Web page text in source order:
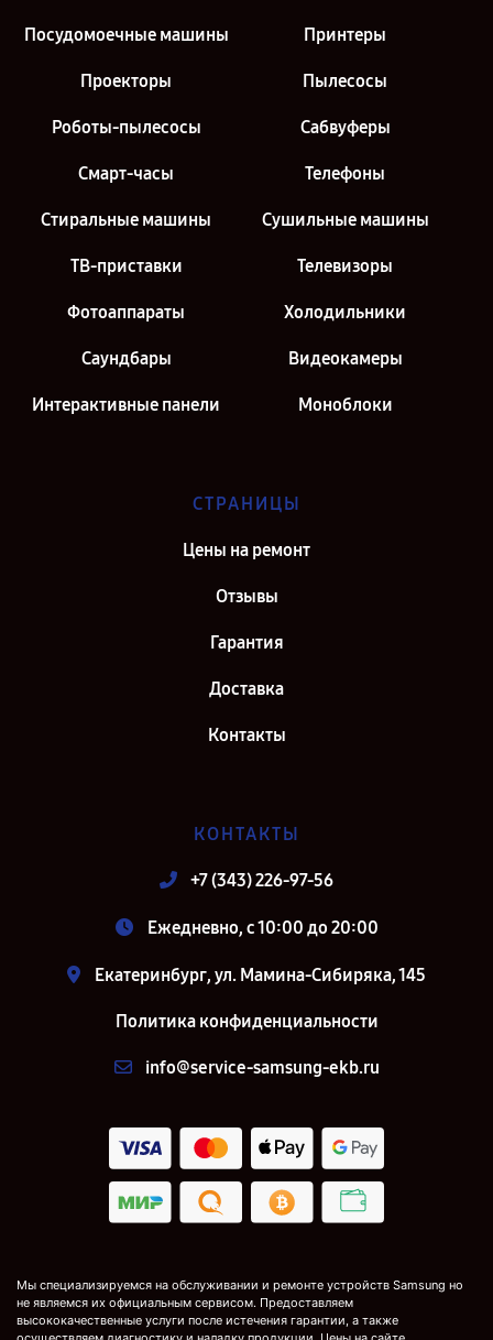
Посудомоечные машины Принтеры
Проекторы Пылесосы
Роботы-пылесосы Сабвуферы
Смарт-часы Телефоны
Стиральные машины Сушильные машины
ТВ-приставки Телевизоры
Фотоаппараты Холодильники
Саундбары Видеокамеры
Интерактивные панели Моноблоки
СТРАНИЦЫ
Цены на ремонт
Отзывы
Гарантия
Доставка
Контакты
КОНТАКТЫ
+7 (343) 226-97-56
Ежедневно, с 10:00 до 20:00
Екатеринбург, ул. Мамина-Сибиряка, 145
Политика конфиденциальности
info@service-samsung-ekb.ru
Мы специализируемся на обслуживании и ремонте устройств Samsung но
не являемся их официальным сервисом. Предоставляем
высококачественные услуги после истечения гарантии, а также